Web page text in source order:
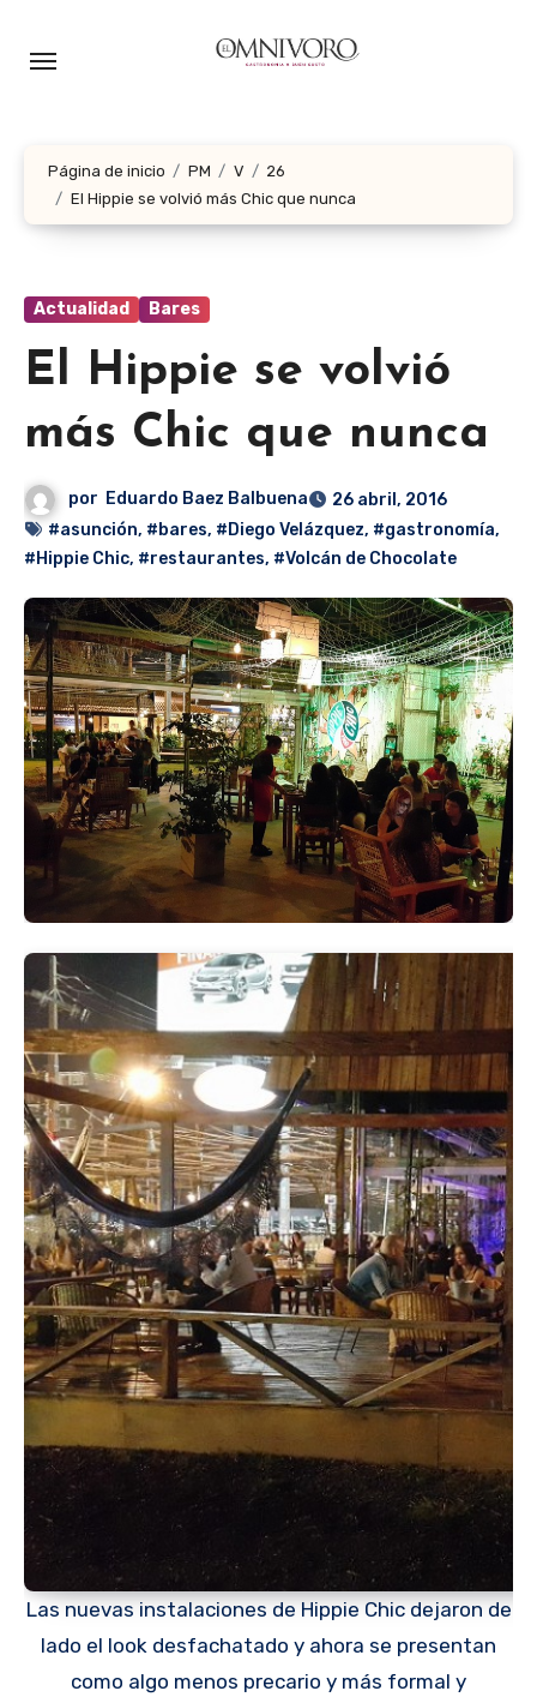
Página de inicio PM V
26
El Hippie se volvió más Chic que nunca
Actualidad Bares
El Hippie se volvió
más Chic que nunca
por Eduardo Baez Balbuena
26 abril, 2016
#asunción, #bares, #Diego Velázquez, #gastronomía,
#Hippie Chic, #restaurantes, #Volcán de Chocolate
Las nuevas instalaciones de Hippie Chic dejaron de
lado el look desfachatado y ahora se presentan
como algo menos precario y más formal y